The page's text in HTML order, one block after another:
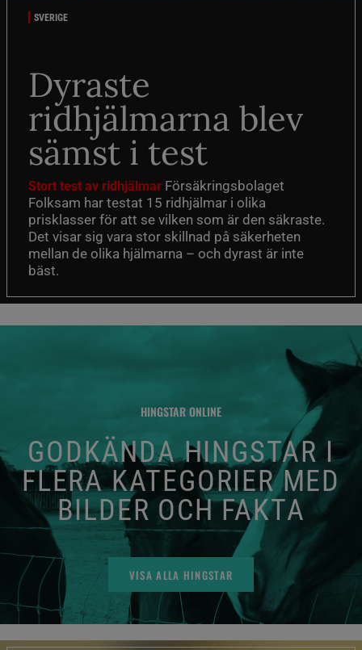
SVERIGE
Dyraste
ridhjälmarna blev
sämst i test
Stort test av ridhjälmar Försäkringsbolaget
Folksam har testat 15 ridhjälmar i olika
prisklasser för att se vilken som är den säkraste.
Det visar sig vara stor skillnad på säkerheten
mellan de olika hjälmarna – och dyrast är inte
bäst.
HINGSTAR ONLINE
GODKÄNDA HINGSTAR I
FLERA KATEGORIER MED
BILDER OCH FAKTA
VISA ALLA HINGSTAR